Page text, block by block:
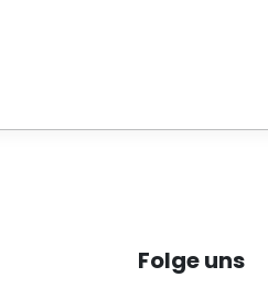
Folge uns